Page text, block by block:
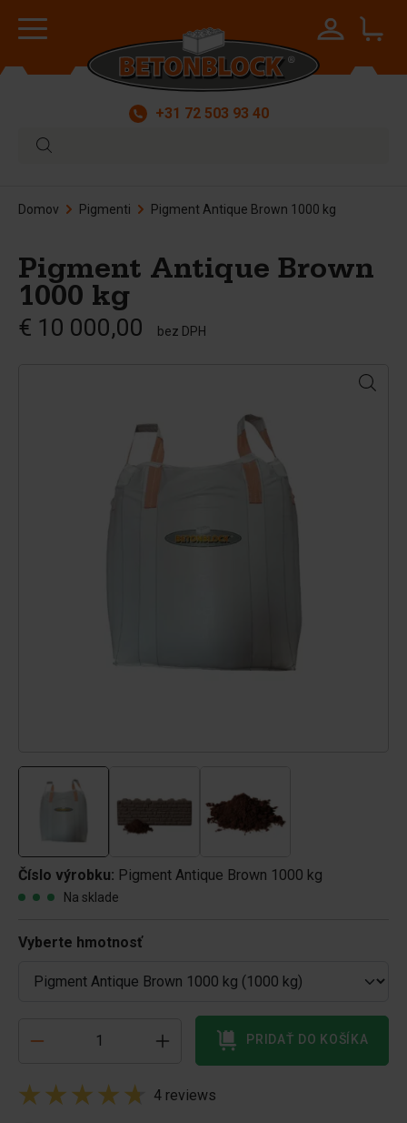
+31 72 503 93 40
Domov Pigmenti Pigment Antique Brown 1000 kg
Pigment Antique Brown
1000 kg
€ 10 000,00 bez DPH
Číslo výrobku: Pigment Antique Brown 1000 kg
Na sklade
Vyberte hmotnosť
PRIDAŤ DO KOŠÍKA
4 reviews